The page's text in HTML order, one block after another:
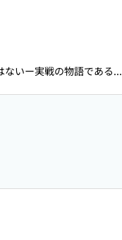
いー実戦の物語である...